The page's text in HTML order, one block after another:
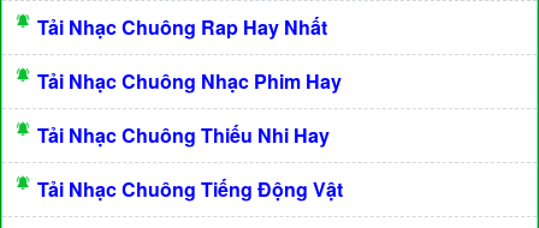
Tải Nhạc Chuông Rap Hay Nhất
Tải Nhạc Chuông Nhạc Phim Hay
Tải Nhạc Chuông Thiếu Nhi Hay
Tải Nhạc Chuông Tiếng Động Vật